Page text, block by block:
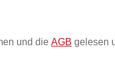
und die AGB gelesen